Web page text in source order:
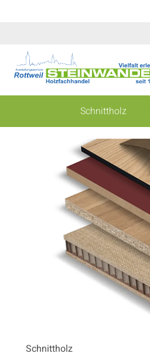
Schnittholz
Schnittholz